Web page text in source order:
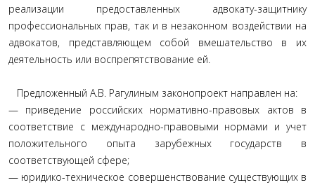
реализации предоставленных адвокату-защитнику
профессиональных прав, так и в незаконном воздействии на
адвокатов, представляющем собой вмешательство в их
деятельность или воспрепятствование ей.
Предложенный А.В. Рагулиным законопроект направлен на:
— приведение российских нормативно-правовых актов в
соответствие с международно-правовыми нормами и учет
положительного опыта зарубежных государств в
соответствующей сфере;
— юридико-техническое совершенствование существующих в